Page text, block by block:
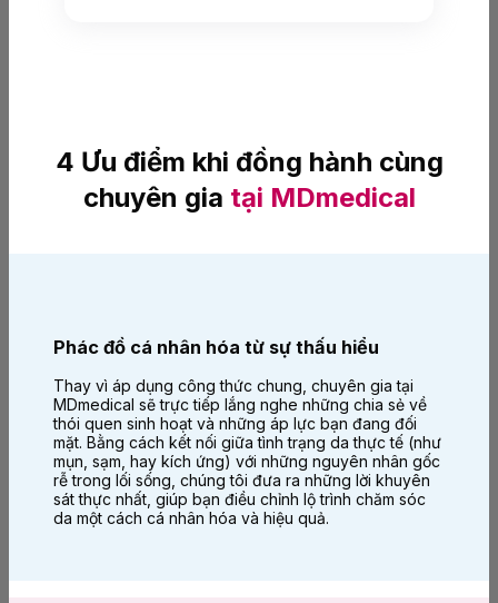
4 Ưu điểm khi đồng hành cùng
chuyên gia tại MDmedical
Phác đồ cá nhân hóa từ sự thấu hiểu
Thay vì áp dụng công thức chung, chuyên gia tại
MDmedical sẽ trực tiếp lắng nghe những chia sẻ về
thói quen sinh hoạt và những áp lực bạn đang đối
mặt. Bằng cách kết nối giữa tình trạng da thực tế (như
mụn, sạm, hay kích ứng) với những nguyên nhân gốc
rễ trong lối sống, chúng tôi đưa ra những lời khuyên
sát thực nhất, giúp bạn điều chỉnh lộ trình chăm sóc
da một cách cá nhân hóa và hiệu quả.